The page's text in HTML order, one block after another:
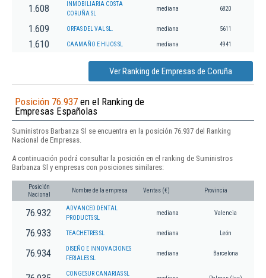
1.608
INMOBILIARIA COSTA
CORUÑA SL
mediana 6820
1.609 ORFAS DEL VAL SL. mediana 5611
1.610 CAAMAÑO E HIJOS SL mediana 4941
Ver Ranking de Empresas de Coruña
Posición 76.937 en el Ranking de
Empresas Españolas
Suministros Barbanza Sl se encuentra en la posición 76.937 del Ranking
Nacional de Empresas.
A continuación podrá consultar la posición en el ranking de Suministros
Barbanza Sl y empresas con posiciones similares:
Posición
Nacional
Nombre de la empresa Ventas (€) Provincia
76.932
ADVANCED DENTAL
PRODUCTS SL
mediana Valencia
76.933 TEACHETRES SL mediana León
76.934
DISEÑO E INNOVACIONES
FERIALES SL
mediana Barcelona
CONGESUR CANARIAS SL